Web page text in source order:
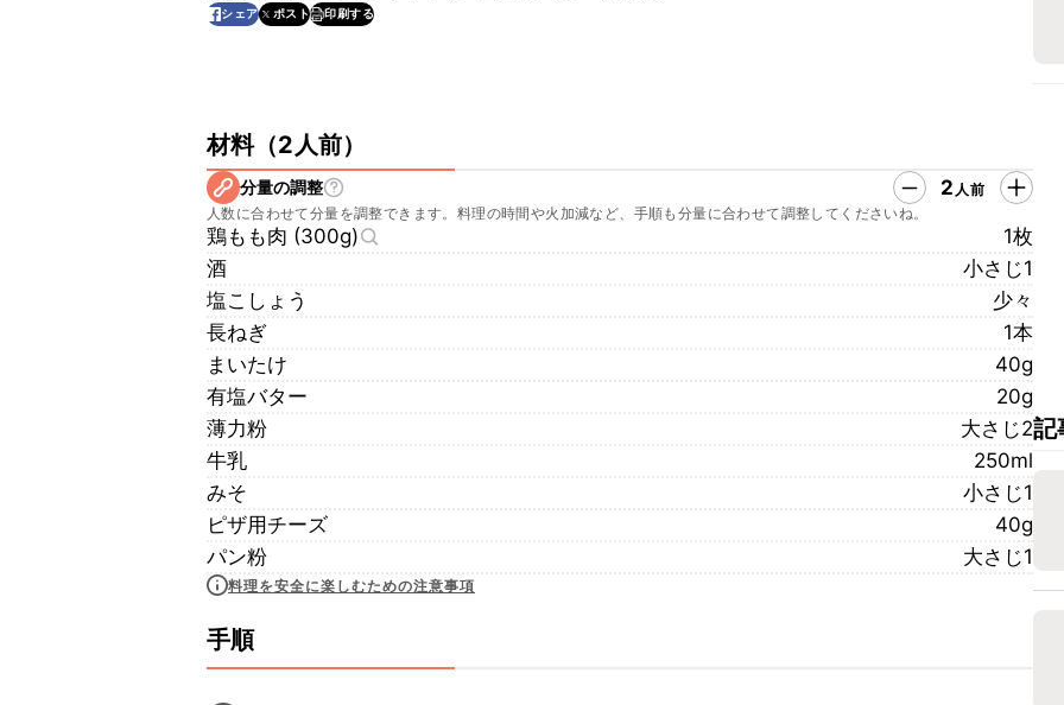
シェア ポスト 印刷する
材料（2人前）
分量の調整 2 人前
人数に合わせて分量を調整できます。料理の時間や火加減など、手順も分量に合わせて調整してくださいね。
鶏もも肉 (300g)
1枚
酒
小さじ1
塩こしょう
少々
長ねぎ
1本
まいたけ
40g
有塩バター
20g
薄力粉
大さじ2
牛乳
250ml
みそ
小さじ1
ピザ用チーズ
40g
パン粉
大さじ1
料理を安全に楽しむための注意事項
手順
記